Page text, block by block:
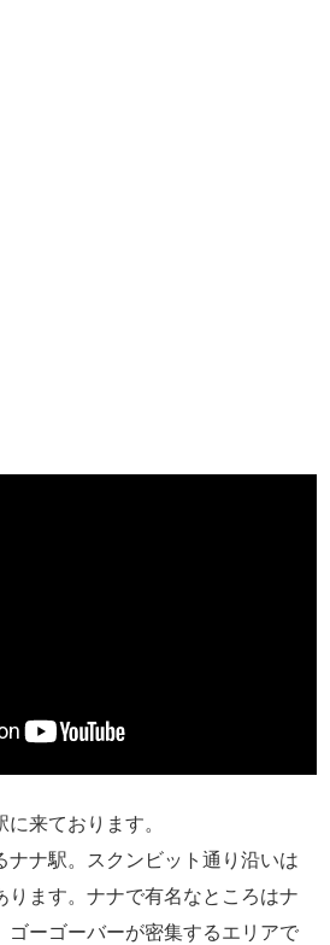
来ております。
ナナ駅。スクンビット通り沿いは
ります。ナナで有名なところはナ
ゴーゴーバーが密集するエリアで